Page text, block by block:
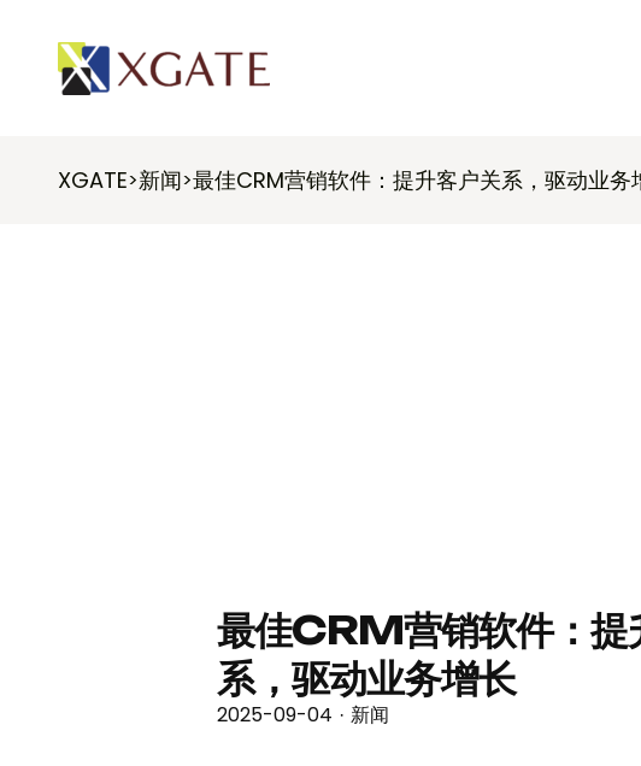
XGATE>新闻>最佳CRM营销软件：提升客户关系，驱动业务
最佳CRM营销软件：提
系，驱动业务增长
2025-09-04 · 新闻